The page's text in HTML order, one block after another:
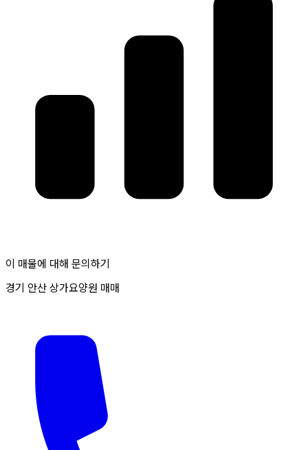
이 매물에 대해 문의하기
경기 안산 상가요양원 매매